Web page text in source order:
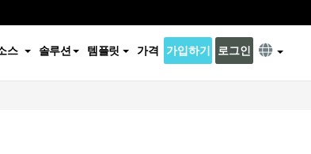
스 솔루션 템플릿 가격 가입하기 로그인